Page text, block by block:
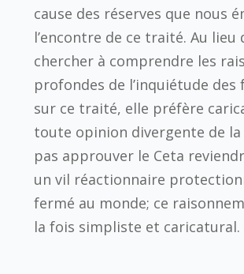
cause des réserves que nous
l’encontre de ce traité. Au lieu
chercher à comprendre les
profondes de l’inquiétude des
sur ce traité, elle préfère
toute opinion divergente de la
pas approuver le Ceta
un vil réactionnaire
fermé au monde; ce
la fois simpliste et caricatural.